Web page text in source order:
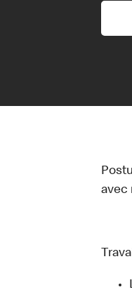
avec